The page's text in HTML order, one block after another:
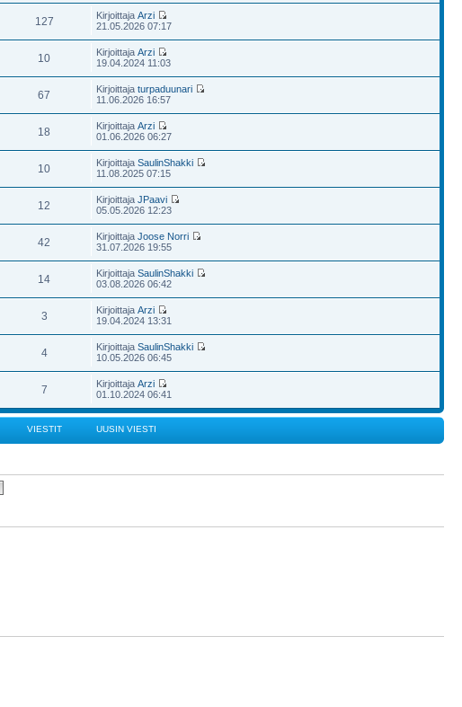
127 KirjoittajaArzi
21.05.2026 07:17
10 KirjoittajaArzi
19.04.2024 11:03
67 Kirjoittajaturpaduunari
11.06.2026 16:57
18 KirjoittajaArzi
01.06.2026 06:27
10 KirjoittajaSaulinShakki
11.08.2025 07:15
12 KirjoittajaJPaavi
05.05.2026 12:23
42 KirjoittajaJoose Norri
31.07.2026 19:55
14 KirjoittajaSaulinShakki
03.08.2026 06:42
3 KirjoittajaArzi
19.04.2024 13:31
4 KirjoittajaSaulinShakki
10.05.2026 06:45
7 KirjoittajaArzi
01.10.2024 06:41
VIESTIT UUSIN VIESTI